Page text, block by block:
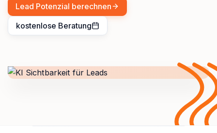
Lead Potenzial berechnen
kostenlose Beratung